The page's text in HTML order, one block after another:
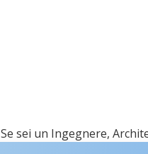
Se sei un Ingegnere,